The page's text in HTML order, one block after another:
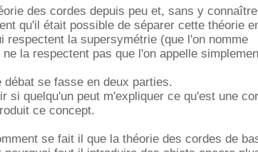
des cordes depuis peu et, sans y
qu'il était possible de séparer cette théorie
respectent la supersymétrie (que l'on nomme
la respectent pas que l'on appelle
se fasse en deux parties.
si quelqu'un peut m'expliquer ce qu'est une
ce concept.
se fait il que la théorie des cordes de